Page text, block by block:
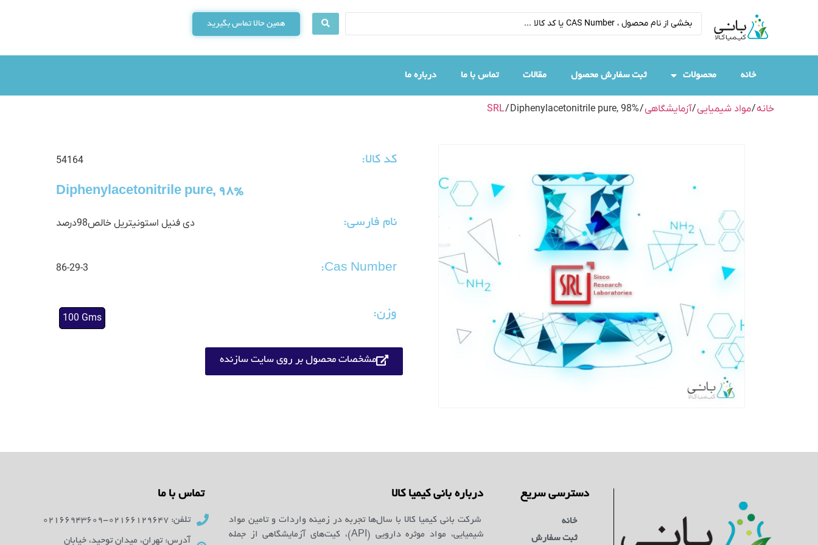
همین حالا تماس بگیرید
خانه محصولات ثبت سفارش محصول مقالات تماس با ما درباره ما
خانه/مواد شیمیایی/آزمایشگاهی/
SRL/ Diphenylacetonitrile pure, 98%
کد کالا: 54164
Diphenylacetonitrile pure, 98%
نام فارسی: دی فنیل استونیتریل خالص98درصد
Cas Number:
86-29-3
وزن: 100 Gms
مشخصات محصول بر روی سایت سازنده
دسترسی سریع
خانه
ثبت سفارش
درباره بانی کیمیا کالا
شرکت بانی کیمیا کالا با سال‌ها تجربه در زمینه واردات و تامین مواد
شیمیایی، مواد موثره دارویی (API)، کیت‌های آزمایشگاهی از جمله
تماس با ما
تلفن: 02166129647-02166943609
آدرس: تهران، میدان توحید، خیابان